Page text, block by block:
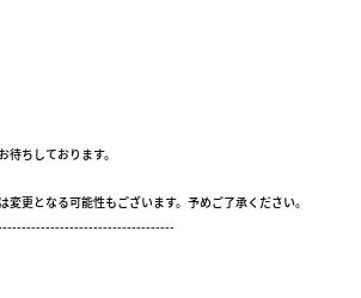
ちしております。
更となる可能性もございます。予めご了承ください。